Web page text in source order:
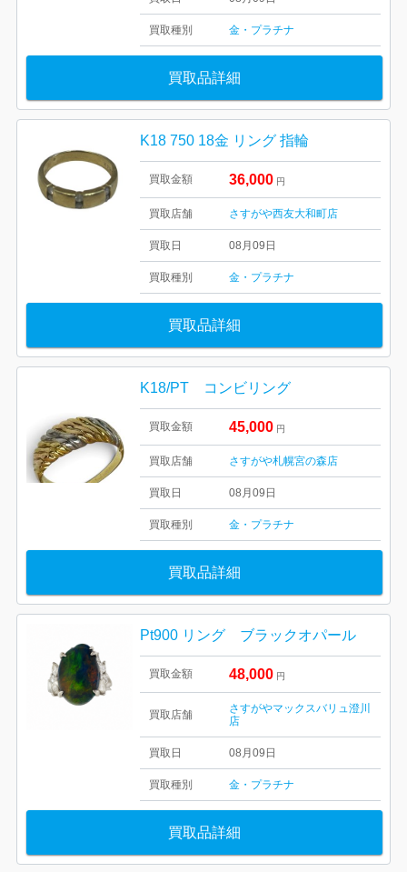
買取種別 金・プラチナ
買取品詳細
K18 750 18金 リング 指輪
買取金額 36,000 円
買取店舗 さすがや西友大和町店
買取日 08月09日
買取種別 金・プラチナ
買取品詳細
K18/PT コンビリング
買取金額 45,000 円
買取店舗 さすがや札幌宮の森店
買取日 08月09日
買取種別 金・プラチナ
買取品詳細
Pt900 リング ブラックオパール
買取金額 48,000 円
買取店舗
さすがやマックスバリュ澄川
店
買取日 08月09日
買取種別 金・プラチナ
買取品詳細